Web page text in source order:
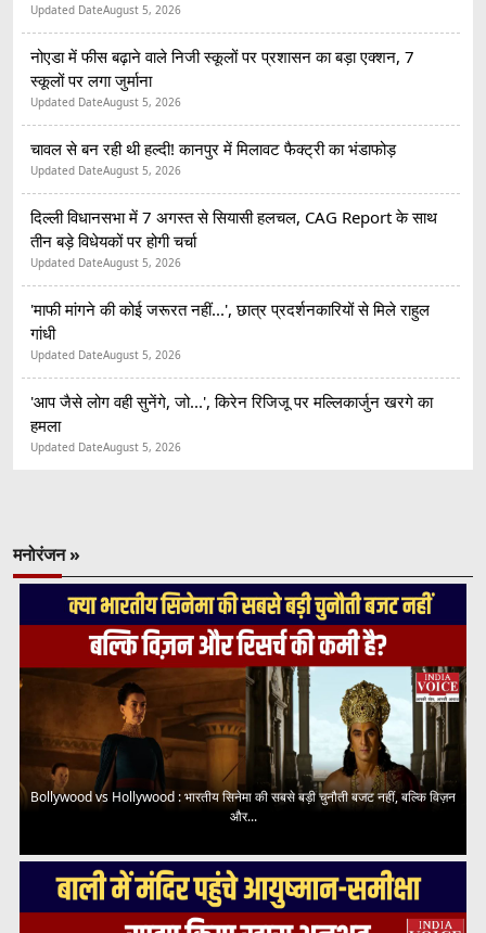
Updated DateAugust 5, 2026
नोएडा में फीस बढ़ाने वाले निजी स्कूलों पर प्रशासन का बड़ा एक्शन, 7
स्कूलों पर लगा जुर्माना
Updated DateAugust 5, 2026
चावल से बन रही थी हल्दी! कानपुर में मिलावट फैक्ट्री का भंडाफोड़
Updated DateAugust 5, 2026
दिल्ली विधानसभा में 7 अगस्त से सियासी हलचल, CAG Report के साथ
तीन बड़े विधेयकों पर होगी चर्चा
Updated DateAugust 5, 2026
'माफी मांगने की कोई जरूरत नहीं...', छात्र प्रदर्शनकारियों से मिले राहुल
गांधी
Updated DateAugust 5, 2026
'आप जैसे लोग वही सुनेंगे, जो...', किरेन रिजिजू पर मल्लिकार्जुन खरगे का
हमला
Updated DateAugust 5, 2026
मनोरंजन »
Bollywood vs Hollywood : भारतीय सिनेमा की सबसे बड़ी चुनौती बजट नहीं, बल्कि विज़न
और...